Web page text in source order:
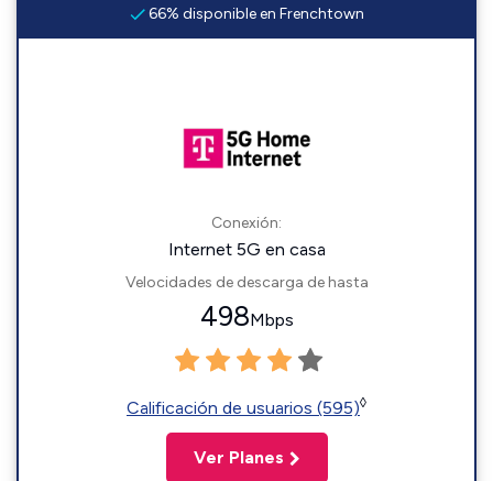
66% disponible en Frenchtown
Conexión:
Internet 5G en casa
Velocidades de descarga de hasta
498Mbps
Calificación de usuarios (595)◊
Ver Planes